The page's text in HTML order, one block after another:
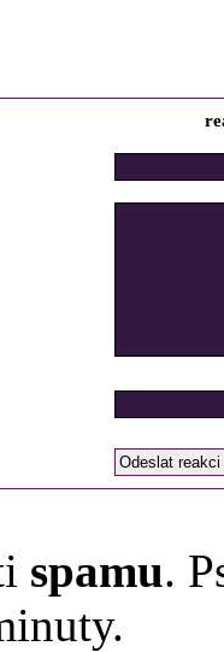
spamu.